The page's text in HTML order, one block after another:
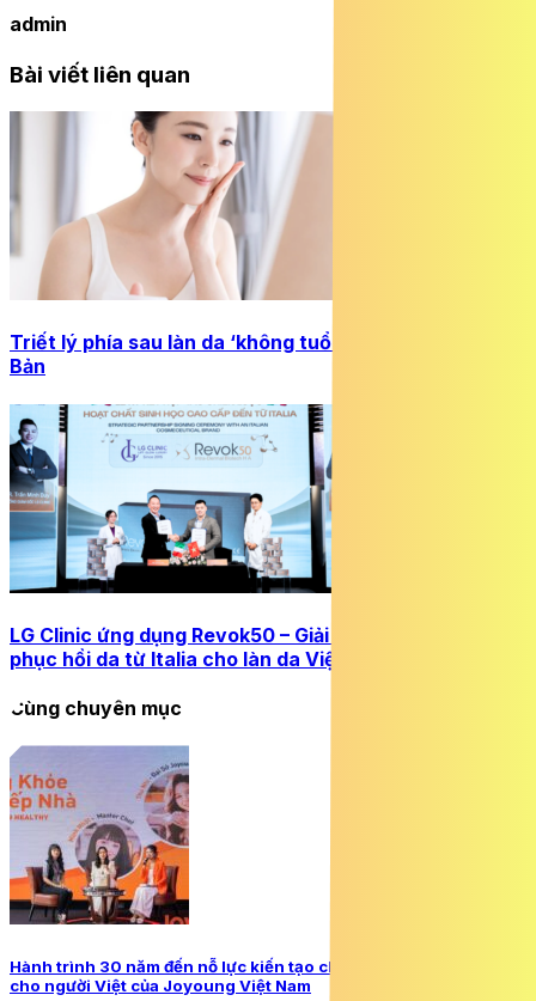
admin
Bài viết liên quan
Triết lý phía sau làn da ‘không tuổi’ của phụ nữ Nhật
Bản
LG Clinic ứng dụng Revok50 – Giải pháp trẻ hoá và
phục hồi da từ Italia cho làn da Việt
Cùng chuyên mục
Hành trình 30 năm đến nỗ lực kiến tạo chuẩn mực sống khỏe
cho người Việt của Joyoung Việt Nam